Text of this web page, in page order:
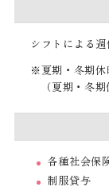
シフトによる
夏期・冬期休
（夏期・冬
各種社会保
制服貸与